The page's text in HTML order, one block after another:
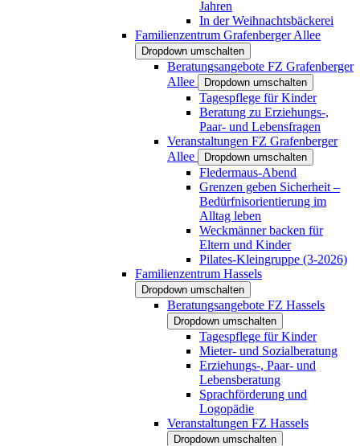
Jahren
In der Weihnachtsbäckerei
Familienzentrum Grafenberger Allee
Dropdown umschalten
Beratungsangebote FZ Grafenberger
Allee
Dropdown umschalten
Tagespflege für Kinder
Beratung zu Erziehungs-,
Paar- und Lebensfragen
Veranstaltungen FZ Grafenberger
Allee
Dropdown umschalten
Fledermaus-Abend
Grenzen geben Sicherheit –
Bedürfnisorientierung im
Alltag leben
Weckmänner backen für
Eltern und Kinder
Pilates-Kleingruppe (3-2026)
Familienzentrum Hassels
Dropdown umschalten
Beratungsangebote FZ Hassels
Dropdown umschalten
Tagespflege für Kinder
Mieter- und Sozialberatung
Erziehungs-, Paar- und
Lebensberatung
Sprachförderung und
Logopädie
Veranstaltungen FZ Hassels
Dropdown umschalten